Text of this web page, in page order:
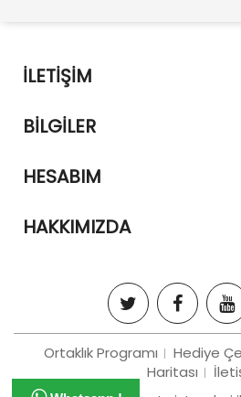
İLETIŞIM
BILGILER
HESABIM
HAKKIMIZDA
Ortaklık Programı Hediye
Haritası